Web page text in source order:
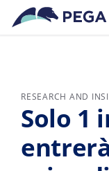
Vai direttamente
RESEARCH AND
Solo 1